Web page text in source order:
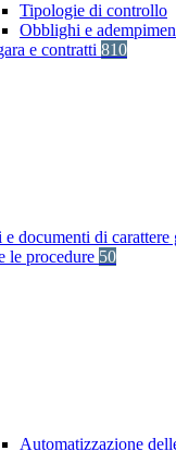
Tipologie di controllo
Obblighi e
e contratti 810
e documenti di carattere
le procedure 50
Automatizzazione